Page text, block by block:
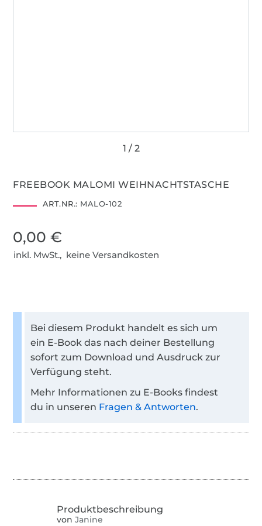
FREEBOOK MALOMI WEIHNACHTSTASCHE
ART.NR.: MALO-102
0,00 €
inkl. MwSt., keine Versandkosten
Bei diesem Produkt handelt es sich um
ein E-Book das nach deiner Bestellung
sofort zum Download und Ausdruck zur
Verfügung steht.
Mehr Informationen zu E-Books findest
du in unseren Fragen & Antworten.
von Janine